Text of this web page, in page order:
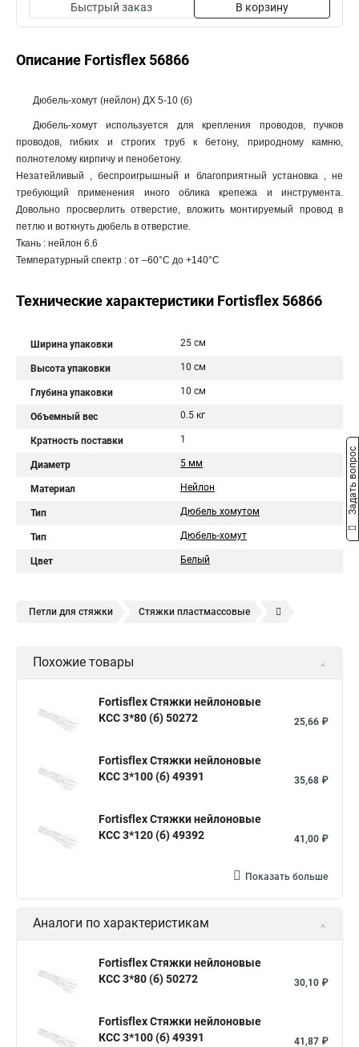
Быстрый заказ В корзину
Описание Fortisflex 56866
Дюбель-хомут (нейлон) ДХ 5-10 (б)
Дюбель-хомут используется для крепления проводов, пучков
проводов, гибких и строгих труб к бетону, природному камню,
полнотелому кирпичу и пенобетону.
Незатейливый , беспроигрышный и благоприятный установка , не
требующий применения иного облика крепежа и инструмента.
Довольно просверлить отверстие, вложить монтируемый провод в
петлю и воткнуть дюбель в отверстие.
Ткань : нейлон 6.6
Температурный спектр : от –60°С до +140°С
Технические характеристики Fortisflex 56866
Ширина упаковки 25 см
Высота упаковки 10 см
Глубина упаковки 10 см
Объемный вес 0.5 кг
Кратность поставки 1
Диаметр 5 мм
Материал Нейлон
Тип Дюбель хомутом
Тип Дюбель-хомут
Цвет Белый
Петли для стяжки Стяжки пластмассовые
Стяжки зажим Хомут стяжка нейлоновая купить в
Стяжка alt Хомуты стяжки труб Стяжки магазин
Стяжки для кабелей металлические
Хомут стяжка это Хомут стяжка саморез
Купить стяжки кабельную
Хорошие стяжки
Хомуты стяжки нейлон Хомуты стяжки труба
Стяжки маркеры Стяжка нейлоновые 100шт черные
Прайс на цены по стяжке Площадка для стяжки купить
Стяжки толстые Стяжка монтажная с площадкой
Похожие товары
Fortisflex Стяжки нейлоновые
КСС 3*80 (б) 50272
25,66 ₽
Fortisflex Стяжки нейлоновые
КСС 3*100 (б) 49391
35,68 ₽
Fortisflex Стяжки нейлоновые
КСС 3*120 (б) 49392
41,00 ₽
Показать больше
Аналоги по характеристикам
Fortisflex Стяжки нейлоновые
КСС 3*80 (б) 50272
30,10 ₽
Fortisflex Стяжки нейлоновые
КСС 3*100 (б) 49391
41,87 ₽
Задать вопрос